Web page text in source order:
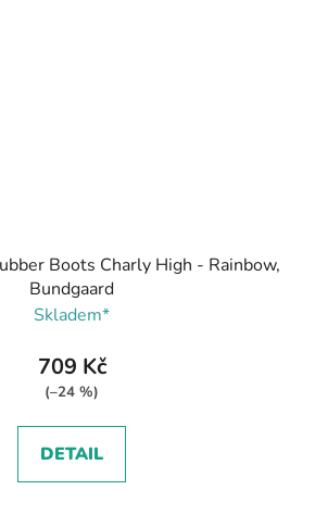
Boots Charly High - Rainbow,
Bundgaard
Skladem*
709 Kč
(–24 %)
DETAIL